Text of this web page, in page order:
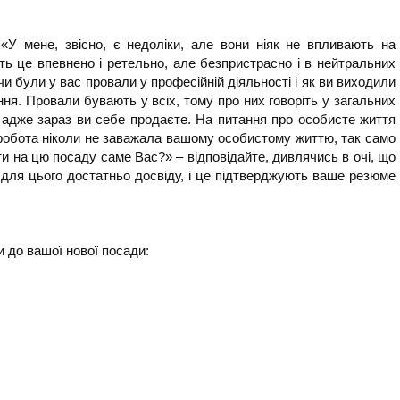
мене, звісно, є недоліки, але вони ніяк не впливають на
це впевнено і ретельно, але безпристрасно і в нейтральних
у вас провали у професійній діяльності і як ви виходили
Провали бувають у всіх, тому про них говоріть у загальних
зараз ви себе продаєте. На питання про особисте життя
ніколи не заважала вашому особистому життю, так само
цю посаду саме Вас?» – відповідайте, дивлячись в очі, що
цього достатньо досвіду, і це підтверджують ваше резюме
до вашої нової посади: